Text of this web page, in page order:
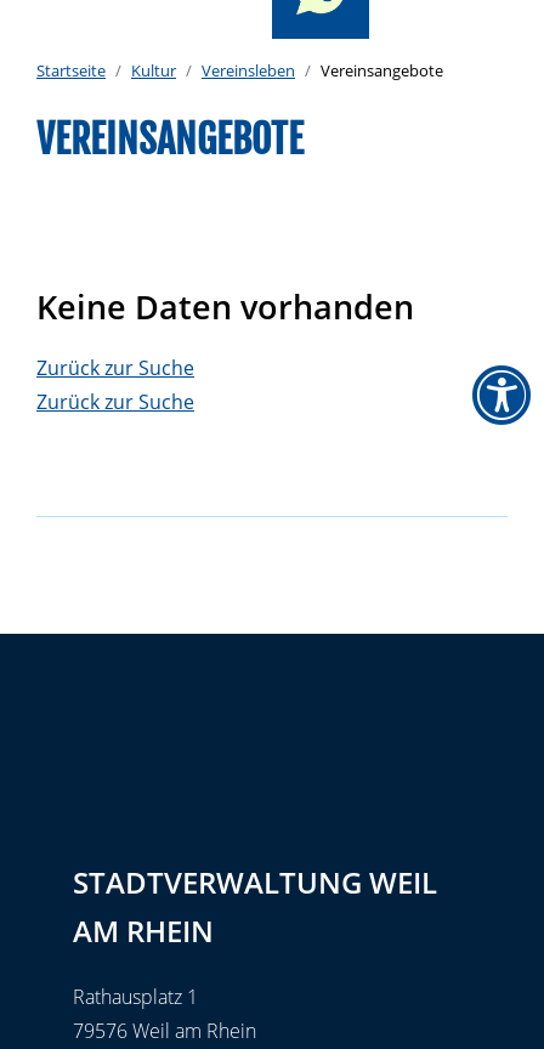
Startseite Kultur Vereinsleben Vereinsangebote
VEREINSANGEBOTE
Keine Daten vorhanden
Zurück zur Suche
Zurück zur Suche
STADTVERWALTUNG WEIL
AM RHEIN
Rathausplatz 1
79576 Weil am Rhein